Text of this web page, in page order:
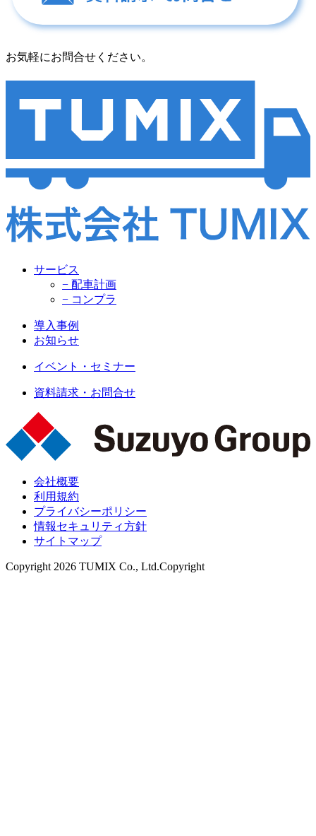
お気軽にお問合せください。
サービス
− 配車計画
− コンプラ
導入事例
お知らせ
イベント・セミナー
資料請求・お問合せ
会社概要
利用規約
プライバシーポリシー
情報セキュリティ方針
サイトマップ
Copyright 2026 TUMIX Co., Ltd.Copyright